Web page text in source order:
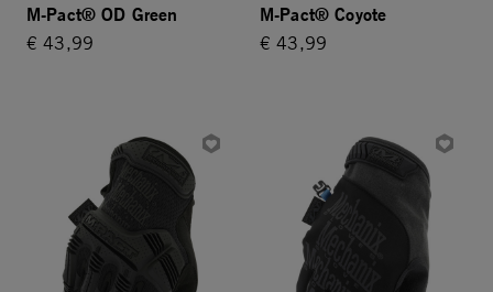
M-Pact® OD Green
€ 43,99
M-Pact® Coyote
€ 43,99